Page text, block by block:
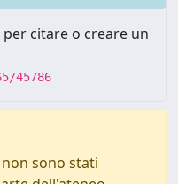
citare o creare un
45786
sono stati